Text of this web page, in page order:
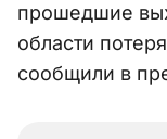
прошедшие
области
сообщили в